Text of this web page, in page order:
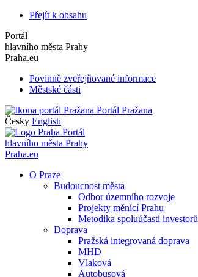
Přejít k obsahu
Portál
hlavního města Prahy
Praha.eu
Povinně zveřejňované informace
Městské části
Portál Pražana
Česky English
Portál
hlavního města Prahy
Praha.eu
O Praze
Budoucnost města
Odbor územního rozvoje
Projekty měnící Prahu
Metodika spoluúčasti investorů
Doprava
Pražská integrovaná doprava
MHD
Vlaková
Autobusová